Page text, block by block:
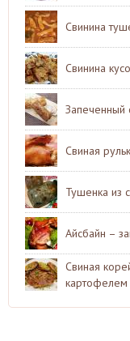
Свинина
Свинина
Запеченный
Свиная
Тушенка из
Айсбайн –
Свиная
картофелем